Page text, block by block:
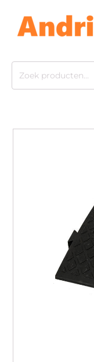
Zoeken